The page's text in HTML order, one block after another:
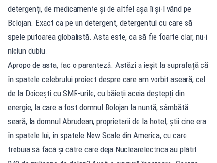
detergenți, de medicamente și de altfel așa îi și-l vând pe
Bolojan. Exact ca pe un detergent, detergentul cu care să
spele putoarea globalistă. Asta este, ca să fie foarte clar, nu-i
niciun dubiu.
Apropo de asta, fac o paranteză. Astăzi a ieșit la suprafață că
în spatele celebrului proiect despre care am vorbit aseară, cel
de la Doicești cu SMR-urile, cu băieții aceia deștepți din
energie, la care a fost domnul Bolojan la nuntă, sâmbătă
seară, la domnul Abrudean, proprietarii de la hotel, știi cine era
în spatele lui, în spatele New Scale din America, cu care
trebuia să facă și către care deja Nuclearelectrica au plătit